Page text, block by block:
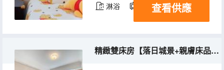
淋浴 電視機
查看供應
精緻雙床房【落日城景+親膚床品+高速吹風機】